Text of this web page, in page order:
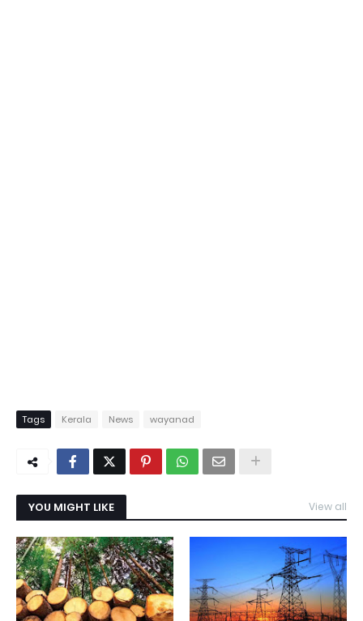
Tags Kerala News wayanad
YOU MIGHT LIKE View all